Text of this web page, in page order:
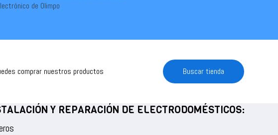
de Olimpo
comprar nuestros productos Buscar tienda
Y REPARACIÓN DE ELECTRODOMÉSTICOS: